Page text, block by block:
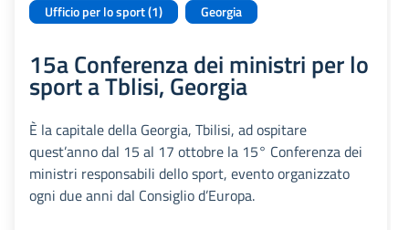
Ufficio per lo sport (1)
Georgia
15a Conferenza dei ministri per lo
sport a Tblisi, Georgia
È la capitale della Georgia, Tbilisi, ad ospitare
quest’anno dal 15 al 17 ottobre la 15° Conferenza dei
ministri responsabili dello sport, evento organizzato
ogni due anni dal Consiglio d’Europa.